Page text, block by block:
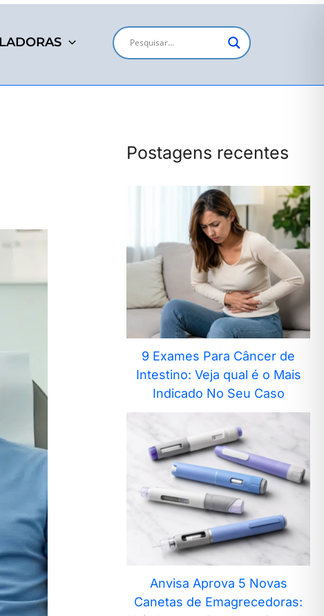
Postagens recentes
9 Exames Para Câncer de
Intestino: Veja qual é o Mais
Indicado No Seu Caso
Anvisa Aprova 5 Novas
Canetas de Emagrecedoras: